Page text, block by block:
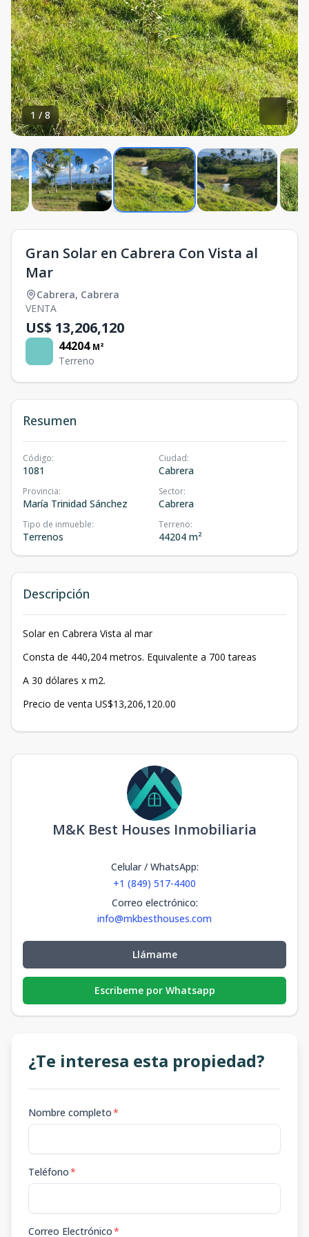
1 / 8
Gran Solar en Cabrera Con Vista al
Mar
Cabrera, Cabrera
VENTA
US$ 13,206,120
44204 M²
Terreno
Resumen
Código:
1081
Ciudad:
Cabrera
Provincia:
María Trinidad Sánchez
Sector:
Cabrera
Tipo de inmueble:
Terrenos
Terreno:
44204 m²
Descripción
Solar en Cabrera Vista al mar
Consta de 440,204 metros. Equivalente a 700 tareas
A 30 dólares x m2.
Precio de venta US$13,206,120.00
M&K Best Houses Inmobiliaria
Celular / WhatsApp:
+1 (849) 517-4400
Correo electrónico:
info@mkbesthouses.com
Llámame
Escribeme por Whatsapp
¿Te interesa esta propiedad?
Nombre completo*
Teléfono*
Correo Electrónico*